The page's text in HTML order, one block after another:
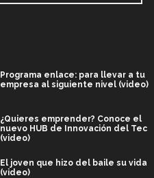
Programa enlace: para llevar a tu
empresa al siguiente nivel (video)
¿Quieres emprender? Conoce el
nuevo HUB de Innovación del Tec
(video)
El joven que hizo del baile su vida
(video)